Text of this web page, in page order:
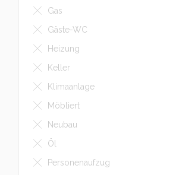
Gas
Gäste-WC
Heizung
Keller
Klimaanlage
Möbliert
Neubau
Öl
Personenaufzug